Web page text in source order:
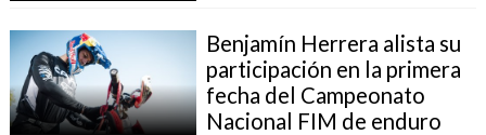
Benjamín Herrera alista su
participación en la primera
fecha del Campeonato
Nacional FIM de enduro